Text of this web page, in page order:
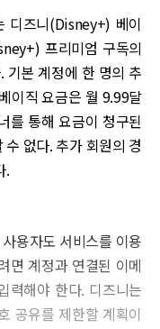
디즈니(Disney+) 베이
프리미엄 구독의
기본 계정에 한 명의 추
이직 요금은 월 9.99달
를 통해 요금이 청구된
없다. 추가 회원의 경
.
용자도 서비스를 이용
면 계정과 연결된 이메
력해야 한다. 디즈니는
공유를 제한할 계획이